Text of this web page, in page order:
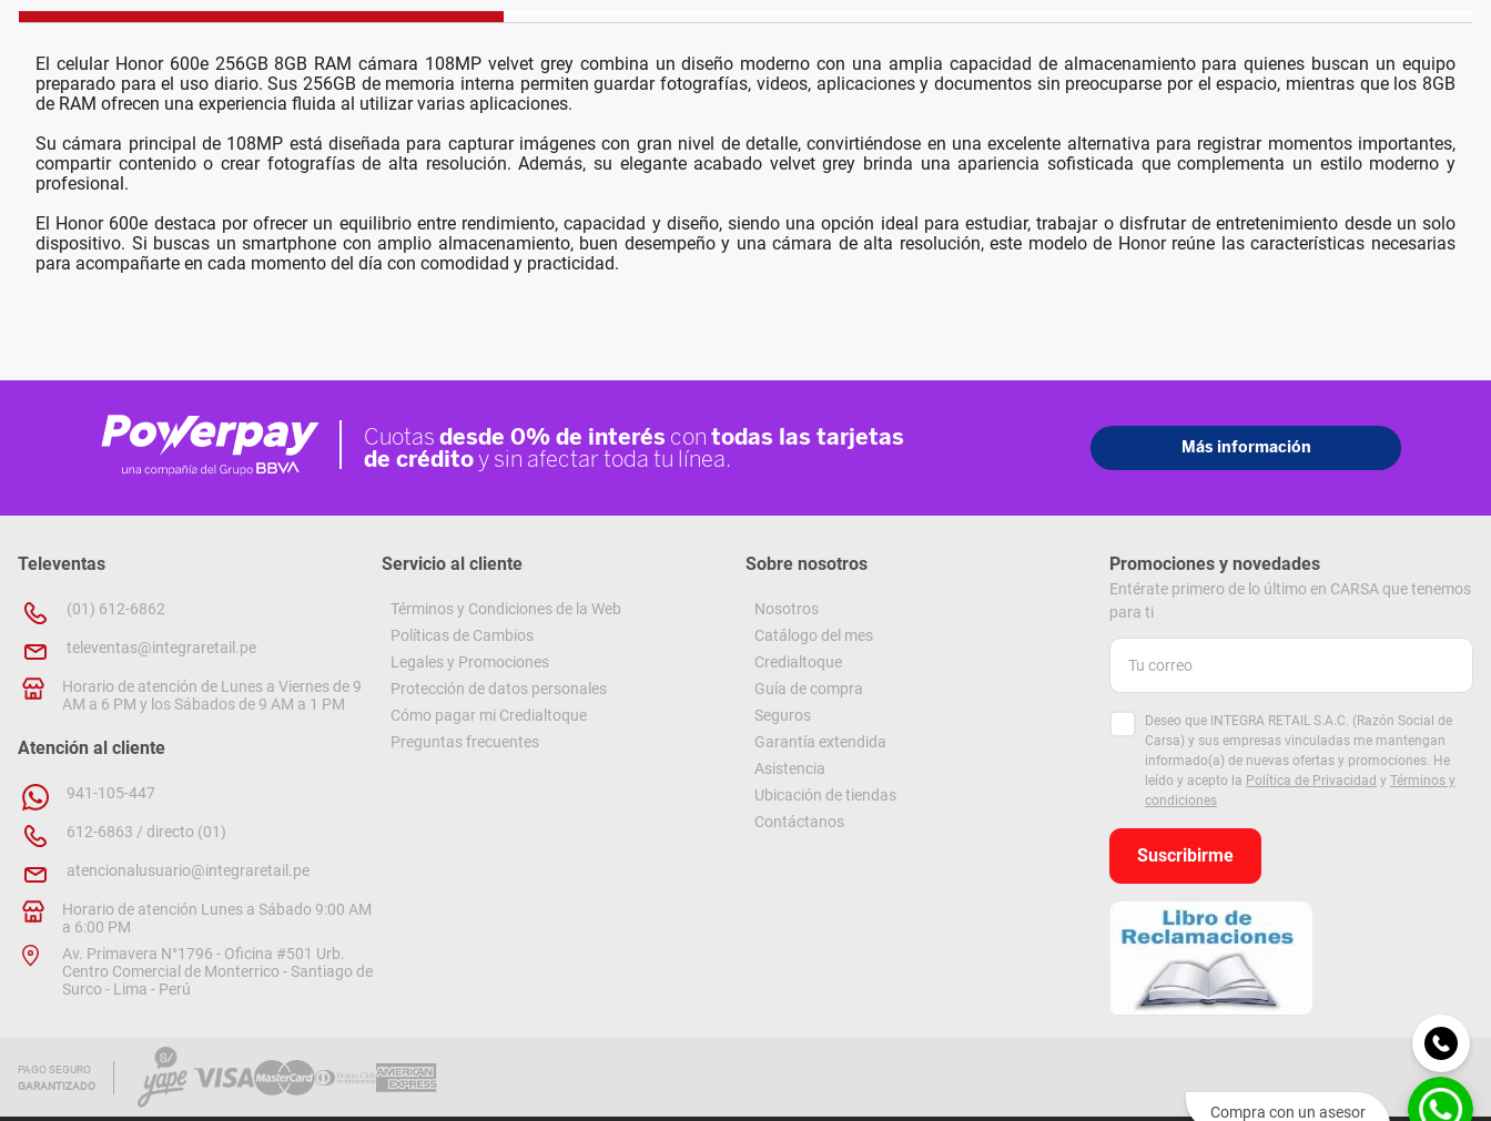
El celular Honor 600e 256GB 8GB RAM cámara 108MP velvet grey combina un diseño moderno con una amplia capacidad de almacenamiento para quienes buscan un equipo
preparado para el uso diario. Sus 256GB de memoria interna permiten guardar fotografías, videos, aplicaciones y documentos sin preocuparse por el espacio, mientras que los 8GB
de RAM ofrecen una experiencia fluida al utilizar varias aplicaciones.
Su cámara principal de 108MP está diseñada para capturar imágenes con gran nivel de detalle, convirtiéndose en una excelente alternativa para registrar momentos importantes,
compartir contenido o crear fotografías de alta resolución. Además, su elegante acabado velvet grey brinda una apariencia sofisticada que complementa un estilo moderno y
profesional.
El Honor 600e destaca por ofrecer un equilibrio entre rendimiento, capacidad y diseño, siendo una opción ideal para estudiar, trabajar o disfrutar de entretenimiento desde un solo
dispositivo. Si buscas un smartphone con amplio almacenamiento, buen desempeño y una cámara de alta resolución, este modelo de Honor reúne las características necesarias
para acompañarte en cada momento del día con comodidad y practicidad.
Televentas
(01) 612-6862
televentas@integraretail.pe
Horario de atención de Lunes a Viernes de 9
AM a 6 PM y los Sábados de 9 AM a 1 PM
Atención al cliente
941-105-447
612-6863 / directo (01)
atencionalusuario@integraretail.pe
Horario de atención Lunes a Sábado 9:00 AM
a 6:00 PM
Av. Primavera N°1796 - Oficina #501 Urb.
Centro Comercial de Monterrico - Santiago de
Surco - Lima - Perú
Servicio al cliente
Términos y Condiciones de la Web
Políticas de Cambios
Legales y Promociones
Protección de datos personales
Cómo pagar mi Credialtoque
Preguntas frecuentes
Sobre nosotros
Nosotros
Catálogo del mes
Credialtoque
Guía de compra
Seguros
Garantía extendida
Asistencia
Ubicación de tiendas
Contáctanos
Promociones y novedades
Entérate primero de lo último en CARSA que tenemos
para ti
Deseo que INTEGRA RETAIL S.A.C. (Razón Social de
Carsa) y sus empresas vinculadas me mantengan
informado(a) de nuevas ofertas y promociones. He
leído y acepto la Política de Privacidad y Términos y
condiciones
Suscribirme
PAGO SEGURO
GARANTIZADO
Compra con un asesor